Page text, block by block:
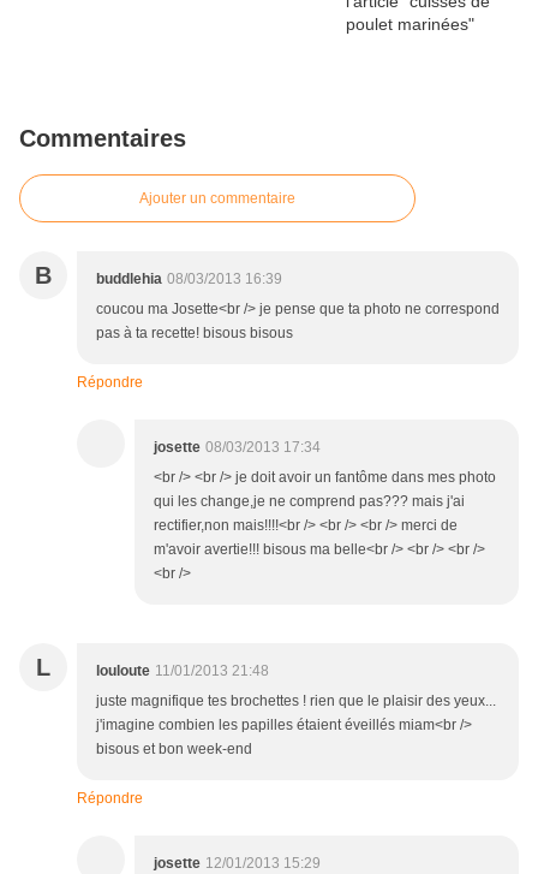
Commentaires
Ajouter un commentaire
B buddlehia 08/03/2013 16:39
coucou ma Josette<br /> je pense que ta photo ne correspond
pas à ta recette! bisous bisous
Répondre
josette 08/03/2013 17:34
<br /> <br /> je doit avoir un fantôme dans mes photo
qui les change,je ne comprend pas??? mais j'ai
rectifier,non mais!!!!<br /> <br /> <br /> merci de
m'avoir avertie!!! bisous ma belle<br /> <br /> <br />
<br />
L louloute 11/01/2013 21:48
juste magnifique tes brochettes ! rien que le plaisir des yeux...
j'imagine combien les papilles étaient éveillés miam<br />
bisous et bon week-end
Répondre
josette 12/01/2013 15:29